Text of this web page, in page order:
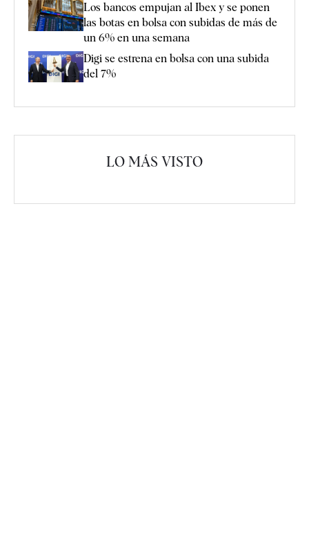
Los bancos empujan al Ibex y se ponen
las botas en bolsa con subidas de más de
un 6% en una semana
Digi se estrena en bolsa con una subida
del 7%
LO MÁS VISTO